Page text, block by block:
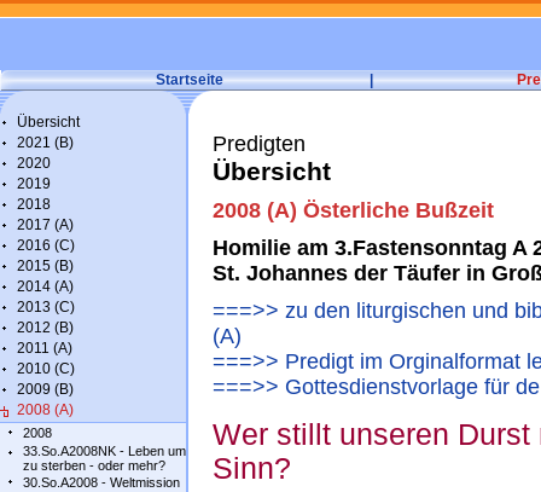
Startseite |
Übersicht
2021 (B)
2020
2019
2018
2017 (A)
2016 (C)
2015 (B)
2014 (A)
2013 (C)
2012 (B)
2011 (A)
2010 (C)
2009 (B)
2008 (A)
2008
33.So.A2008NK - Leben um
zu sterben - oder mehr?
30.So.A2008 - Weltmission
Predigten
Übersicht
2008 (A) Österliche Bußzeit
Homilie am 3.Fastensonntag A
St. Johannes der Täufer in
===>> zu den liturgischen und
(A)
===>> Predigt im Orginalformat
===>> Gottesdienstvorlage für
Wer stillt unseren
Sinn?